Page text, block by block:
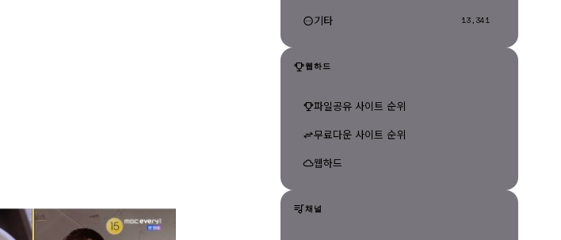
기타 13,341
웹하드
파일공유 사이트 순위
무료다운 사이트 순위
웹하드
채널